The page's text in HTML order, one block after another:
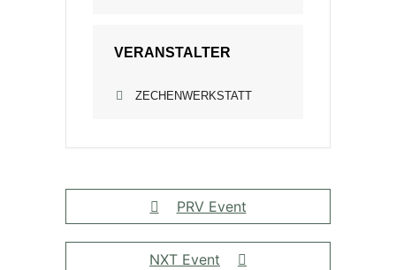
VERANSTALTER
ZECHENWERKSTATT
PRV Event
NXT Event